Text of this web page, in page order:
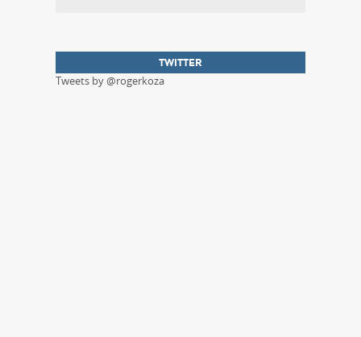
TWITTER
Tweets by @rogerkoza